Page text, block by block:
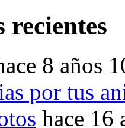
recientes
8 años
por tus
hace 16